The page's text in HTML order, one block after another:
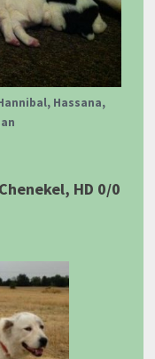
Hassana,
HD 0/0